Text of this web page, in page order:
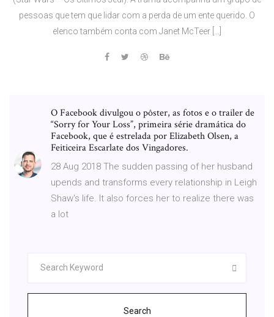
pessoas que tem que lidar com a perda de um ente querido. O
elenco também conta com Janet McTeer […]
O Facebook divulgou o pôster, as fotos e o trailer de
“Sorry for Your Loss”, primeira série dramática do
Facebook, que é estrelada por Elizabeth Olsen, a
Feiticeira Escarlate dos Vingadores.
28 Aug 2018 The sudden passing of her husband
upends and transforms every relationship in Leigh
Shaw's life. It also forces her to realize there was
a lot
Search